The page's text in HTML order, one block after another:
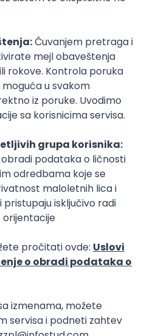
studija
Bloger
mediji
u